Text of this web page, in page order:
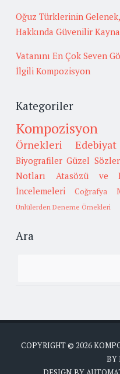
Oğuz Türklerinin
Hakkında Güvenilir
Vatanını En Çok Seven
İlgili Kompozisyon
Kategoriler
Kompozisyon
Örnekleri
Edebiyat
Biyografiler Güzel Sözler
Notları
Atasözü ve
İncelemeleri
Coğrafya
Ünlülerden Deneme Örnekleri
Ara
COPYRIGHT © 2026
BY